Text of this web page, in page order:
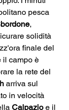
pesca
,
solidità
finale del
il campo è
la rete del
arriva sul
in velocità
Calpazio e il